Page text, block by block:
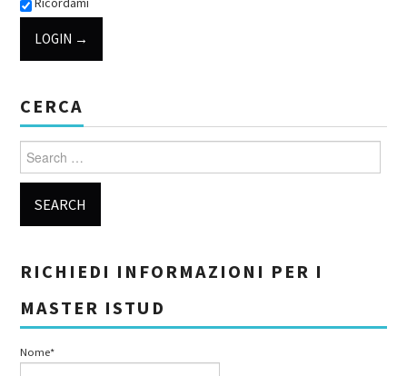
CERCA
Search for:
RICHIEDI INFORMAZIONI PER I
MASTER ISTUD
Nome*